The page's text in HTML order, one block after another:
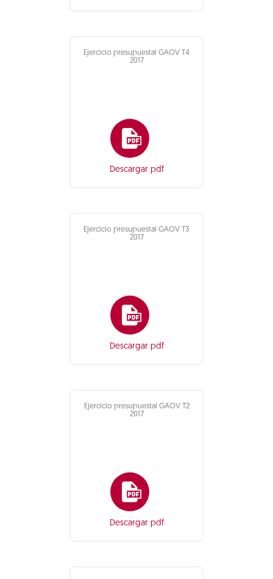
Ejercicio presupuestal GAOV T4
2017
Descargar pdf
Ejercicio presupuestal GAOV T3
2017
Descargar pdf
Ejercicio presupuestal GAOV T2
2017
Descargar pdf